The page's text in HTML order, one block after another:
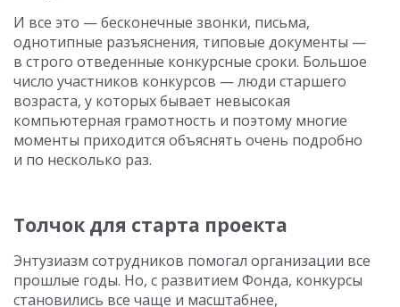
И все это — бесконечные звонки, письма,
однотипные разъяснения, типовые документы —
в строго отведенные конкурсные сроки. Большое
число участников конкурсов — люди старшего
возраста, у которых бывает невысокая
компьютерная грамотность и поэтому многие
моменты приходится объяснять очень подробно
и по несколько раз.
Толчок для старта проекта
Энтузиазм сотрудников помогал организации все
прошлые годы. Но, с развитием Фонда, конкурсы
становились все чаще и масштабнее,